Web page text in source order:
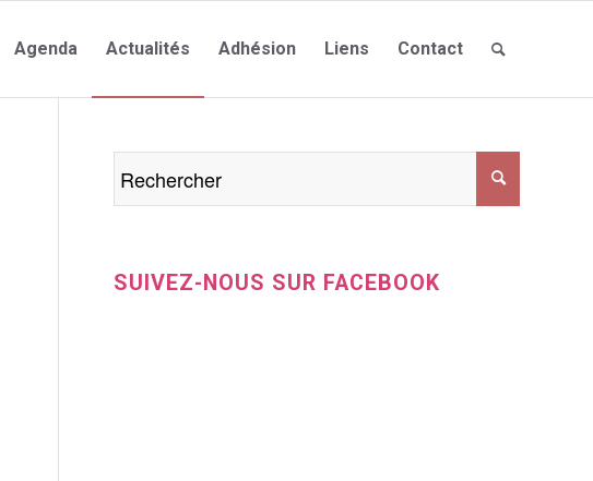
Agenda Actualités Adhésion Liens Contact
SUIVEZ-NOUS SUR FACEBOOK